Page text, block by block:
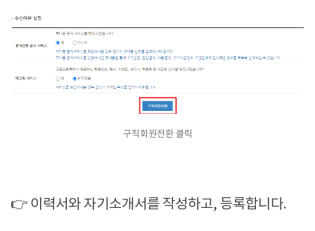
구직회원전환 클릭
👉 이력서와 자기소개서를 작성하고, 등록합니다.